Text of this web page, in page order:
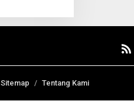
Sitemap Tentang Kami